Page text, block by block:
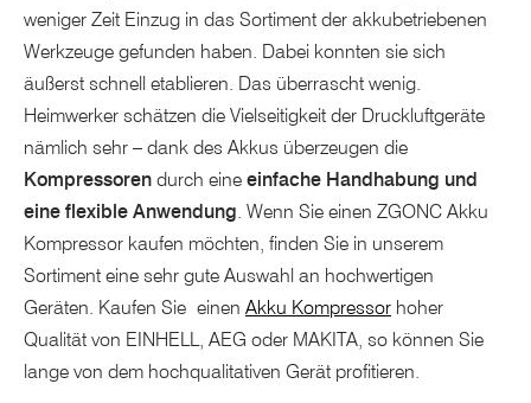
weniger Zeit Einzug in das Sortiment der akkubetriebenen
Werkzeuge gefunden haben. Dabei konnten sie sich
äußerst schnell etablieren. Das überrascht wenig.
Heimwerker schätzen die Vielseitigkeit der Druckluftgeräte
nämlich sehr – dank des Akkus überzeugen die
Kompressoren durch eine einfache Handhabung und
eine flexible Anwendung. Wenn Sie einen ZGONC Akku
Kompressor kaufen möchten, finden Sie in unserem
Sortiment eine sehr gute Auswahl an hochwertigen
Geräten. Kaufen Sie einen Akku Kompressor hoher
Qualität von EINHELL, AEG oder MAKITA, so können Sie
lange von dem hochqualitativen Gerät profitieren.